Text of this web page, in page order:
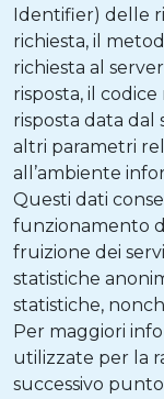
Identifier) delle
richiesta, il
richiesta al
risposta, il
risposta data dal
altri parametri
all’ambiente
Questi dati
funzionamento
fruizione dei
statistiche
statistiche,
Per maggiori
utilizzate per la
successivo